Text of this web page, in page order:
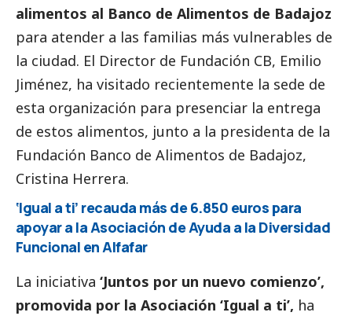
alimentos al Banco de Alimentos de Badajoz
para atender a las familias más vulnerables de
la ciudad. El Director de Fundación CB, Emilio
Jiménez, ha visitado recientemente la sede de
esta organización para presenciar la entrega
de estos alimentos, junto a la presidenta de la
Fundación Banco de Alimentos de Badajoz,
Cristina Herrera.
‘Igual a ti’ recauda más de 6.850 euros para
apoyar a la Asociación de Ayuda a la Diversidad
Funcional en Alfafar
La iniciativa ‘Juntos por un nuevo comienzo’,
promovida por la Asociación ‘Igual a ti’, ha